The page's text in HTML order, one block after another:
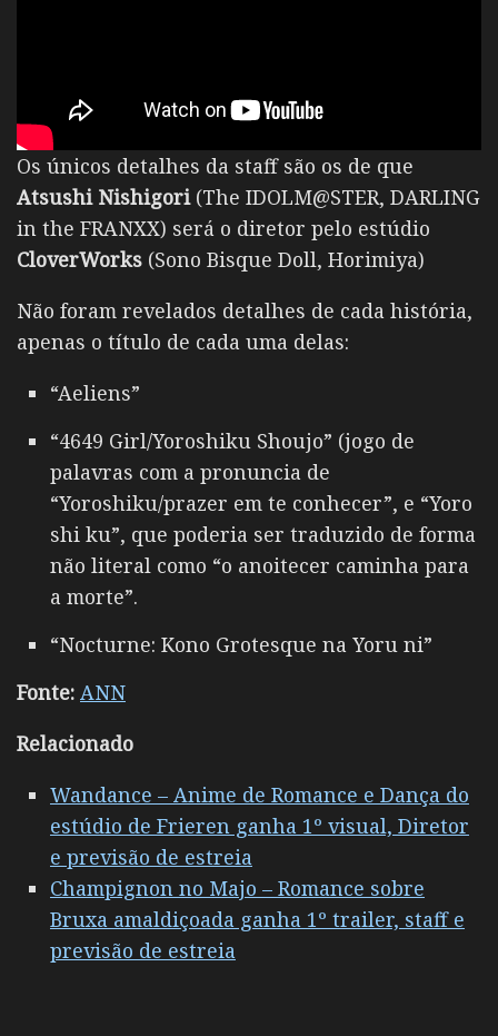
Os únicos detalhes da staff são os de que
Atsushi Nishigori(The IDOLM@STER, DARLING
in the FRANXX) será o diretor pelo estúdio
CloverWorks (Sono Bisque Doll, Horimiya)
Não foram revelados detalhes de cada história,
apenas o título de cada uma delas:
“Aeliens”
“4649 Girl/Yoroshiku Shoujo” (jogo de
palavras com a pronuncia de
“Yoroshiku/prazer em te conhecer”, e “Yoro
shi ku”, que poderia ser traduzido de forma
não literal como “o anoitecer caminha para
a morte”.
“Nocturne: Kono Grotesque na Yoru ni”
Fonte: ANN
Relacionado
Wandance – Anime de Romance e Dança do
estúdio de Frieren ganha 1º visual, Diretor
e previsão de estreia
Champignon no Majo – Romance sobre
Bruxa amaldiçoada ganha 1º trailer, staff e
previsão de estreia